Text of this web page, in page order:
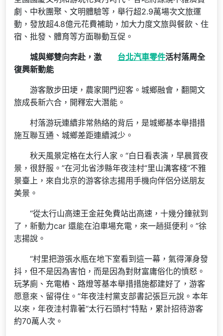
劇、中秋團聚、文明體驗等，舉行超2.9萬場次文旅運
動，發放超4.8億元花費補助，加大力度文旅與餐飲、住
宿、批發、體育等方面聯動互促。
城與鄉雙向奔赴，激 台北汽車零件活村落周全
復興新動能
游客散步田埂，農家開門迎客。城鄉融會，翻開文
旅成長新六合，開釋宏大潛能。
村落游玩連續非常熱絡的背后，是城鄉基本舉措措
施互聯互通、城鄉差距連續減少。
秋天風景定格在太行人家。“白日看表演，早晨賞夜
景，很舒服。”在河北省涉縣年夜洼村“里山溝客棧”不雅
景臺上，來自北京的游客徐志揚用手機向伴侶分送朋友
美景。
“從太行山高速王金莊免費站出高速，十幾分鐘就到
了，新動力car 還能在泊車場充電，來一趟挺便利。”徐
志揚說。
“村里把游張水瓶在地下室看到這一幕，氣得渾身發
抖，但不是因為害怕，而是因為對財富庸俗化的憤怒。
玩茅廁、充電樁、路燈等基本舉措措施都建好了，游客
愿意來、留得住。”年夜洼村黨支部書記張巨元說。本年
以來，年夜洼村靠著“太行石頭村”特點，累計招待游客
約70萬人次。